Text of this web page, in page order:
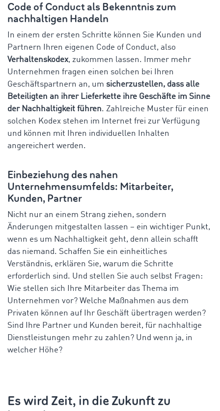
Code of Conduct als Bekenntnis zum
nachhaltigen Handeln
In einem der ersten Schritte können Sie Kunden und
Partnern Ihren eigenen Code of Conduct, also
Verhaltenskodex, zukommen lassen. Immer mehr
Unternehmen fragen einen solchen bei Ihren
Geschäftspartnern an, um sicherzustellen, dass alle
Beteiligten an ihrer Lieferkette ihre Geschäfte im Sinne
der Nachhaltigkeit führen. Zahlreiche Muster für einen
solchen Kodex stehen im Internet frei zur Verfügung
und können mit Ihren individuellen Inhalten
angereichert werden.
Einbeziehung des nahen
Unternehmensumfelds: Mitarbeiter,
Kunden, Partner
Nicht nur an einem Strang ziehen, sondern
Änderungen mitgestalten lassen – ein wichtiger Punkt,
wenn es um Nachhaltigkeit geht, denn allein schafft
das niemand. Schaffen Sie ein einheitliches
Verständnis, erklären Sie, warum die Schritte
erforderlich sind. Und stellen Sie auch selbst Fragen:
Wie stellen sich Ihre Mitarbeiter das Thema im
Unternehmen vor? Welche Maßnahmen aus dem
Privaten können auf Ihr Geschäft übertragen werden?
Sind Ihre Partner und Kunden bereit, für nachhaltige
Dienstleistungen mehr zu zahlen? Und wenn ja, in
welcher Höhe?
Es wird Zeit, in die Zukunft zu